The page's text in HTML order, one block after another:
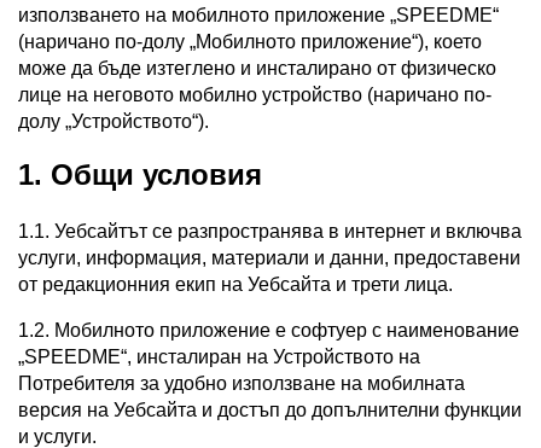
използването на мобилното приложение „SPEEDME“
(наричано по-долу „Мобилното приложение“), което
може да бъде изтеглено и инсталирано от физическо
лице на неговото мобилно устройство (наричано по-
долу „Устройството“).
1. Общи условия
1.1. Уебсайтът се разпространява в интернет и включва
услуги, информация, материали и данни, предоставени
от редакционния екип на Уебсайта и трети лица.
1.2. Мобилното приложение е софтуер с наименование
„SPEEDME“, инсталиран на Устройството на
Потребителя за удобно използване на мобилната
версия на Уебсайта и достъп до допълнителни функции
и услуги.